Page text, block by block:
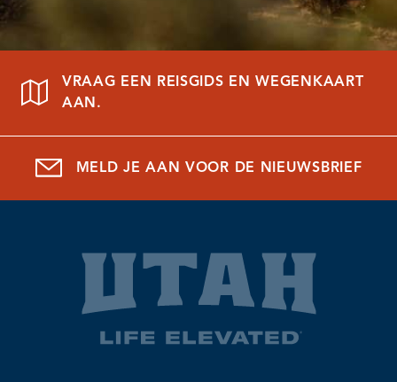
VRAAG EEN REISGIDS EN WEGENKAART
AAN.
MELD JE AAN VOOR DE NIEUWSBRIEF